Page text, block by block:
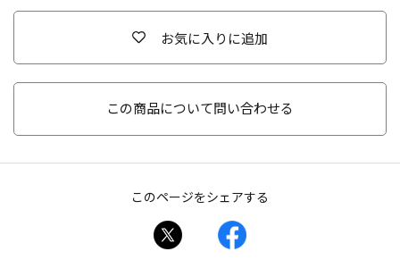
お気に入りに追加
この商品について問い合わせる
このページをシェアする